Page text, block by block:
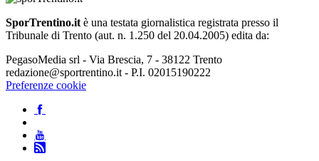
SporTrentino.it è una testata giornalistica registrata presso il
Tribunale di Trento (aut. n. 1.250 del 20.04.2005) edita da:
PegasoMedia srl - Via Brescia, 7 - 38122 Trento
redazione@sportrentino.it - P.I. 02015190222
Preferenze cookie